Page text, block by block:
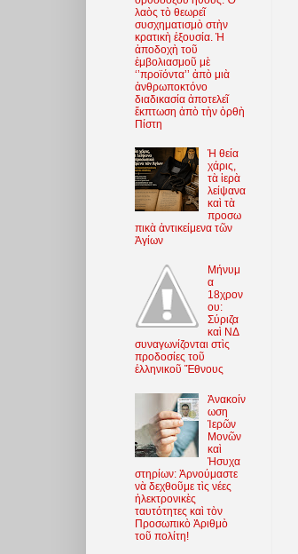
λαὸς τὸ θεωρεῖ
συσχηματισμὸ στὴν
κρατικὴ ἐξουσία. Ἡ
ἀποδοχὴ τοῦ
ἐμβολιασμοῦ μὲ
‘’προϊόντα’’ ἀπὸ μιὰ
ἀνθρωποκτόνο
διαδικασία ἀποτελεῖ
ἔκπτωση ἀπὸ τὴν ὀρθὴ
Πίστη
Ἡ θεία
χάρις,
τὰ ἱερὰ
λείψανα
καὶ τὰ
προσω
πικὰ ἀντικείμενα τῶν
Ἁγίων
Μήνυμ
α
18χρον
ου:
Σύριζα
καὶ ΝΔ
συναγωνίζονται στὶς
προδοσίες τοῦ
ἑλληνικοῦ Ἔθνους
Ἀνακοίν
ωση
Ἱερῶν
Μονῶν
καὶ
Ἡσυχα
στηρίων: Ἀρνούμαστε
νὰ δεχθοῦμε τὶς νέες
ἠλεκτρονικὲς
ταυτότητες καὶ τὸν
Προσωπικὸ Ἀριθμὸ
τοῦ πολίτη!